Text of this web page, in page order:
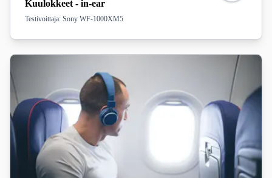
Kuulokkeet - in-ear
Testivoittaja: Sony WF-1000XM5